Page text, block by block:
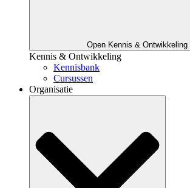
Open Kennis & Ontwikkeling
Kennis & Ontwikkeling
Kennisbank
Cursussen
Organisatie